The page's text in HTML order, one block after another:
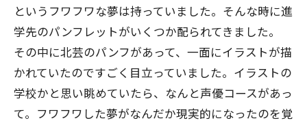
というフワフワな夢は持っていました。そんな時に進
学先のパンフレットがいくつか配られてきました。
その中に北芸のパンフがあって、一面にイラストが描
かれていたのですごく目立っていました。イラストの
学校かと思い眺めていたら、なんと声優コースがあっ
て。フワフワした夢がなんだか現実的になったのを覚